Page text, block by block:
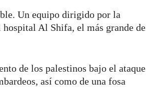
Un equipo dirigido por la
Al Shifa, el más grande de
de los palestinos bajo el ataque
así como de una fosa